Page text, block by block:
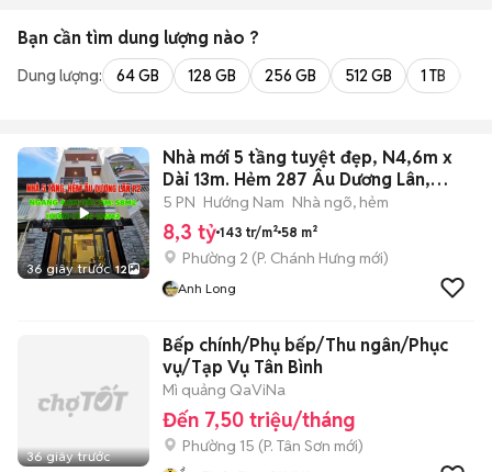
Bạn cần tìm dung lượng nào ?
Dung lượng: 64 GB 128 GB 256 GB 512 GB 1 TB
36 giây trước 12
Nhà mới 5 tầng tuyệt đẹp, N4,6m x
Dài 13m. Hẻm 287 Âu Dương Lân,
P2,Q8
5 PN Hướng Nam Nhà ngõ, hẻm
8,3 tỷ 143 tr/m² 58 m²
Phường 2 (P. Chánh Hưng mới)
Anh Long
36 giây trước
Bếp chính/Phụ bếp/Thu ngân/Phục
vụ/Tạp Vụ Tân Bình
Mì quảng QaViNa
Đến 7,50 triệu/tháng
Phường 15 (P. Tân Sơn mới)